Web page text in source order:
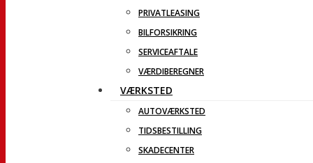
PRIVATLEASING
BILFORSIKRING
SERVICEAFTALE
VÆRDIBEREGNER
VÆRKSTED
AUTOVÆRKSTED
TIDSBESTILLING
SKADECENTER